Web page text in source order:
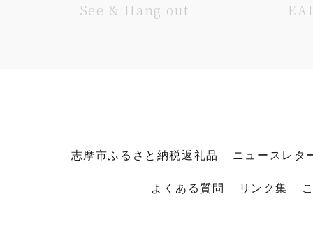
See & Hang out
志摩市ふるさと納税返礼品 ニュースレタ
よくある質問 リンク集